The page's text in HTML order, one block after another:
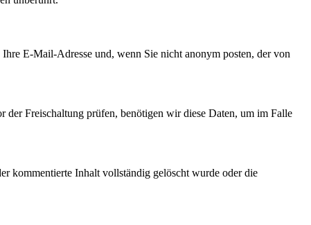
E-Mail-Adresse und, wenn Sie nicht anonym posten, der von
der Freischaltung prüfen, benötigen wir diese Daten, um im Falle
kommentierte Inhalt vollständig gelöscht wurde oder die